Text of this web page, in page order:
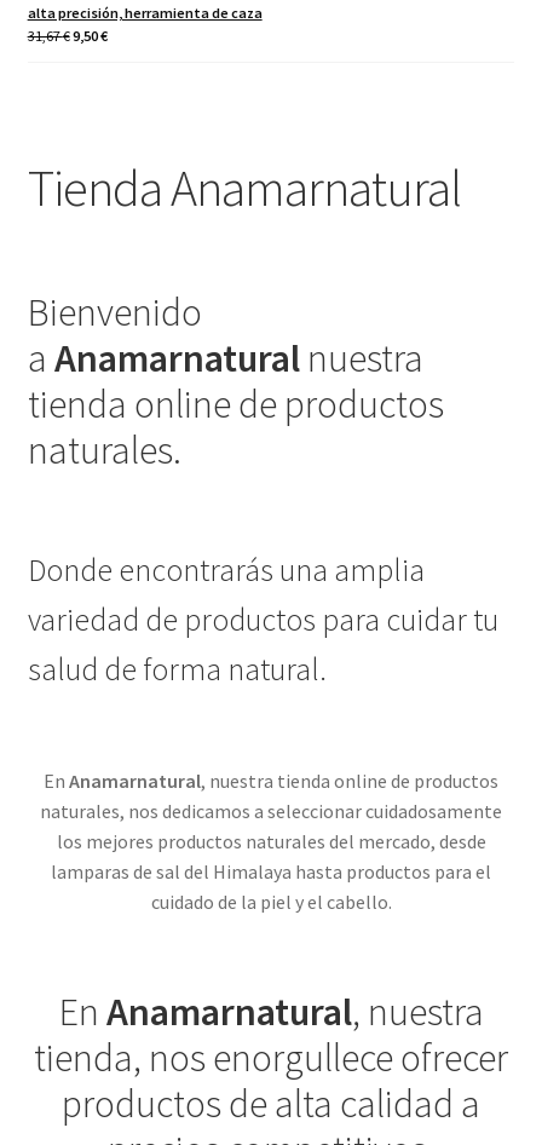
alta precisión, herramienta de caza
31,67€El
9,50€El
Tienda Anamarnatural
Bienvenido
a Anamarnaturalnuestra
tienda online de productos
naturales.
Donde encontrarás una amplia
variedad de productos para cuidar tu
salud de forma natural.
En Anamarnatural, nuestra tienda online de productos
naturales, nos dedicamos a seleccionar cuidadosamente
los mejores productos naturales del mercado, desde
lamparas de sal del Himalaya hasta productos para el
cuidado de la piel y el cabello.
En Anamarnatural, nuestra
tienda, nos enorgullece ofrecer
productos de alta calidad a